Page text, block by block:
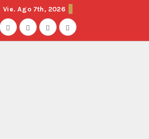
Vie. Ago 7th, 2026
de herramientas